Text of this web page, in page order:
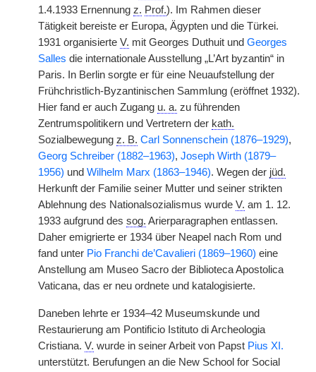
1.4.1933 Ernennung z. Prof.). Im Rahmen dieser
Tätigkeit bereiste er Europa, Ägypten und die Türkei.
1931 organisierte V. mit Georges Duthuit und Georges
Salles die internationale Ausstellung „L’Art byzantin“ in
Paris. In Berlin sorgte er für eine Neuaufstellung der
Frühchristlich-Byzantinischen Sammlung (eröffnet 1932).
Hier fand er auch Zugang u. a. zu führenden
Zentrumspolitikern und Vertretern der kath.
Sozialbewegung z. B. Carl Sonnenschein (1876–1929),
Georg Schreiber (1882–1963), Joseph Wirth (1879–
1956) und Wilhelm Marx (1863–1946). Wegen der jüd.
Herkunft der Familie seiner Mutter und seiner strikten
Ablehnung des Nationalsozialismus wurde V. am 1. 12.
1933 aufgrund des sog. Arierparagraphen entlassen.
Daher emigrierte er 1934 über Neapel nach Rom und
fand unter Pio Franchi de’Cavalieri (1869–1960) eine
Anstellung am Museo Sacro der Biblioteca Apostolica
Vaticana, das er neu ordnete und katalogisierte.
Daneben lehrte er 1934–42 Museumskunde und
Restaurierung am Pontificio Istituto di Archeologia
Cristiana. V. wurde in seiner Arbeit von Papst Pius XI.
unterstützt. Berufungen an die New School for Social